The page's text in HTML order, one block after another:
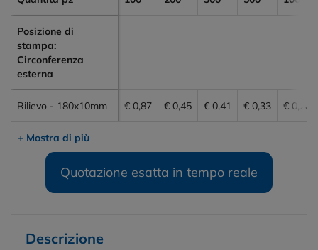
Posizione di
stampa:
Circonferenza
esterna
Rilievo - 180x10mm € 0,87 € 0,45 € 0,41 € 0,33 € 0,28
+ Mostra di più
Quotazione esatta in tempo reale
Descrizione